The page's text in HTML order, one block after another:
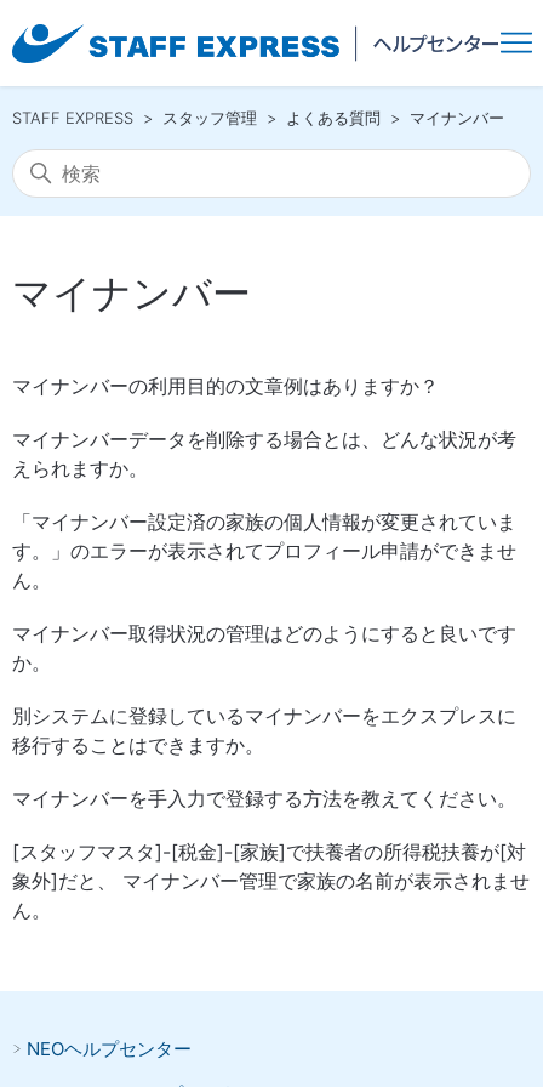
STAFF EXPRESS スタッフ管理 よくある質問 マイナンバー
マイナンバー
マイナンバーの利用目的の文章例はありますか？
マイナンバーデータを削除する場合とは、どんな状況が考
えられますか。
「マイナンバー設定済の家族の個人情報が変更されていま
す。」のエラーが表示されてプロフィール申請ができませ
ん。
マイナンバー取得状況の管理はどのようにすると良いです
か。
別システムに登録しているマイナンバーをエクスプレスに
移行することはできますか。
マイナンバーを手入力で登録する方法を教えてください。
[スタッフマスタ]-[税金]-[家族]で扶養者の所得税扶養が[対
象外]だと、 マイナンバー管理で家族の名前が表示されませ
ん。
NEOヘルプセンター